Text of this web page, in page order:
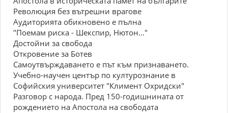
Революция без вътрешни врагове
Аудиторията обикновено е пълна
"Поемам риска - Шекспир, Нютон..."
Достойни за свобода
Откровение за Ботев
Самоутвърждаването е път към признаването.
Учебно-научен център по културознание в
Софийския университет "Климент Охридски"
Разговор с народа. Пред 150-годишнината от
рождението на Апостола на свободата